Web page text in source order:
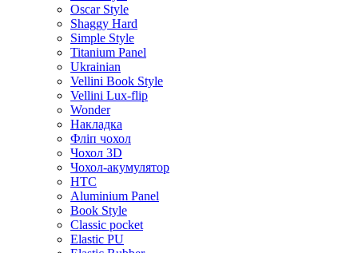
Oscar Style
Shaggy Hard
Simple Style
Titanium Panel
Ukrainian
Vellini Book Style
Vellini Lux-flip
Wonder
Накладка
Фліп чохол
Чохол 3D
Чохол-акумулятор
HTC
Aluminium Panel
Book Style
Classic pocket
Elastic PU